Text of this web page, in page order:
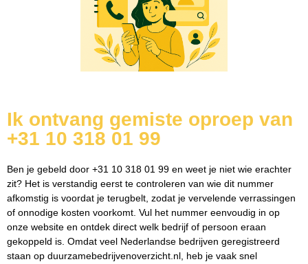
Ik ontvang gemiste oproep van
+31 10 318 01 99
Ben je gebeld door +31 10 318 01 99 en weet je niet wie erachter
zit? Het is verstandig eerst te controleren van wie dit nummer
afkomstig is voordat je terugbelt, zodat je vervelende verrassingen
of onnodige kosten voorkomt. Vul het nummer eenvoudig in op
onze website en ontdek direct welk bedrijf of persoon eraan
gekoppeld is. Omdat veel Nederlandse bedrijven geregistreerd
staan op duurzamebedrijvenoverzicht.nl, heb je vaak snel